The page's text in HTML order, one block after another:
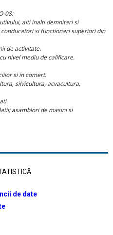
08:
alti inalti demnitari si
si functionari superiori din
de activitate.
nivel mediu de calificare.
si in comert.
silvicultura, acvacultura,
asamblori de masini si
de date